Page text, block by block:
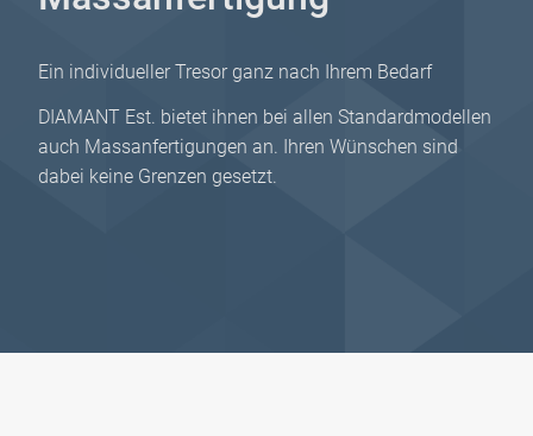
Ein individueller Tresor ganz nach Ihrem Bedarf
DIAMANT Est. bietet ihnen bei allen Standardmodellen
auch Massanfertigungen an. Ihren Wünschen sind
dabei keine Grenzen gesetzt.